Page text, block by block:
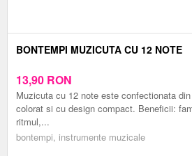
BONTEMPI MUZICUTA CU 12 NOTE
13,90 RON
Muzicuta cu 12 note este confectionata
colorat si cu design compact. Beneficii:
ritmul,...
bontempi, instrumente muzicale